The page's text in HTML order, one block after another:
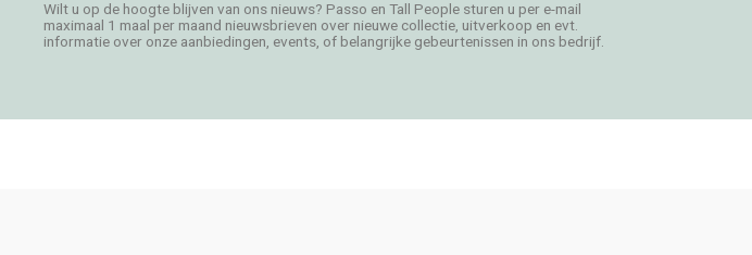
Wilt u op de hoogte blijven van ons nieuws? Passo en Tall People sturen u per e-mail
maximaal 1 maal per maand nieuwsbrieven over nieuwe collectie, uitverkoop en evt.
informatie over onze aanbiedingen, events, of belangrijke gebeurtenissen in ons bedrijf.